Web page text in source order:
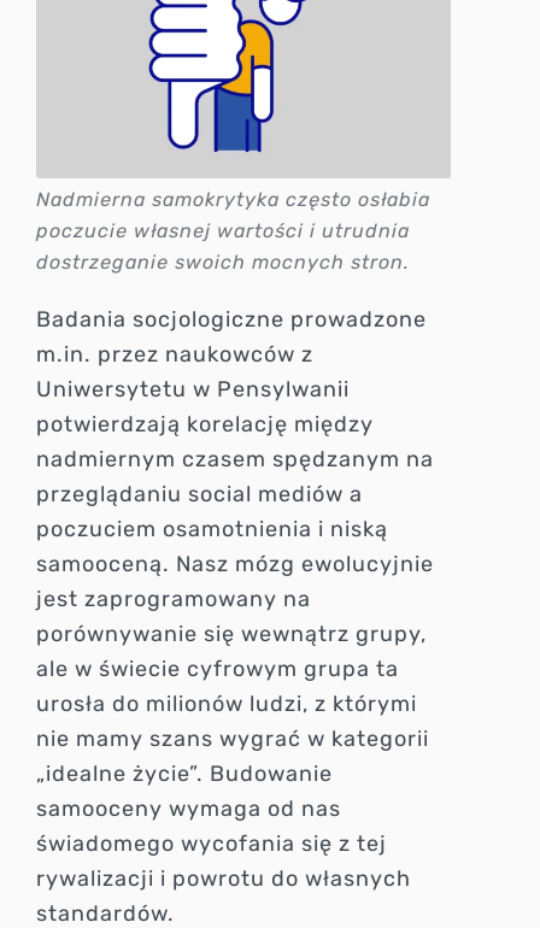
Nadmierna samokrytyka często osłabia
poczucie własnej wartości i utrudnia
dostrzeganie swoich mocnych stron.
Badania socjologiczne prowadzone
m.in. przez naukowców z
Uniwersytetu w Pensylwanii
potwierdzają korelację między
nadmiernym czasem spędzanym na
przeglądaniu social mediów a
poczuciem osamotnienia i niską
samooceną. Nasz mózg ewolucyjnie
jest zaprogramowany na
porównywanie się wewnątrz grupy,
ale w świecie cyfrowym grupa ta
urosła do milionów ludzi, z którymi
nie mamy szans wygrać w kategorii
„idealne życie”. Budowanie
samooceny wymaga od nas
świadomego wycofania się z tej
rywalizacji i powrotu do własnych
standardów.